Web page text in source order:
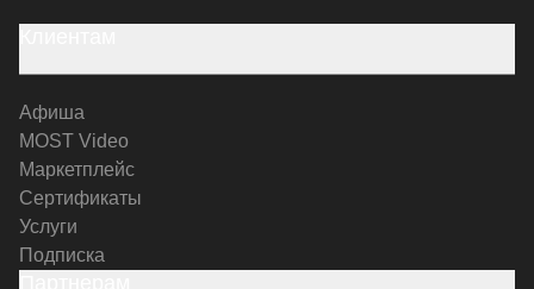
Афиша
MOST Video
Маркетплейс
Сертификаты
Услуги
Подписка